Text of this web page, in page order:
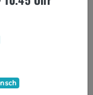
direkt
ein
Vergabe
auf